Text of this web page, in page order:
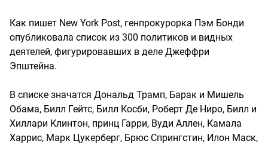
Как пишет New York Post, генпрокурорка Пэм Бонди
опубликовала список из 300 политиков и видных
деятелей, фигурировавших в деле Джеффри
Эпштейна.
В списке значатся Дональд Трамп, Барак и Мишель
Обама, Билл Гейтс, Билл Косби, Роберт Де Ниро, Билл и
Хиллари Клинтон, принц Гарри, Вуди Аллен, Камала
Харрис, Марк Цукерберг, Брюс Спрингстин, Илон Маск,